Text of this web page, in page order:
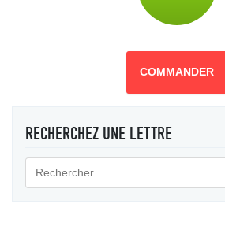
COMMANDER
RECHERCHEZ UNE LETTRE